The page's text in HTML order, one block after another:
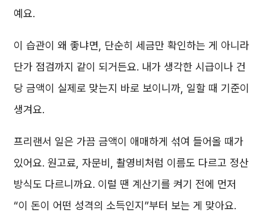
예요.
이 습관이 왜 좋냐면, 단순히 세금만 확인하는 게 아니라
단가 점검까지 같이 되거든요. 내가 생각한 시급이나 건
당 금액이 실제로 맞는지 바로 보이니까, 일할 때 기준이
생겨요.
프리랜서 일은 가끔 금액이 애매하게 섞여 들어올 때가
있어요. 원고료, 자문비, 촬영비처럼 이름도 다르고 정산
방식도 다르니까요. 이럴 땐 계산기를 켜기 전에 먼저
“이 돈이 어떤 성격의 소득인지”부터 보는 게 맞아요.